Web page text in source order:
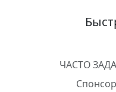
ЧАСТО